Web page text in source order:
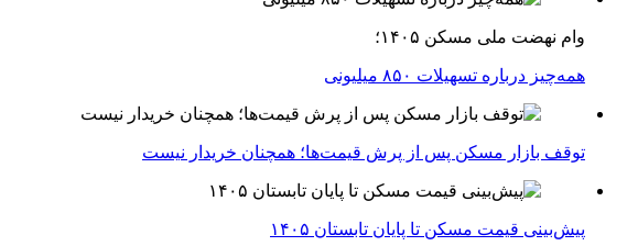
وام نهضت ملی مسکن ۱۴۰۵؛
همه‌چیز درباره تسهیلات ۸۵۰ میلیونی
توقف بازار مسکن پس از پرش قیمت‌ها؛ همچنان خریدار نیست
پیش‌بینی قیمت مسکن تا پایان تابستان ۱۴۰۵